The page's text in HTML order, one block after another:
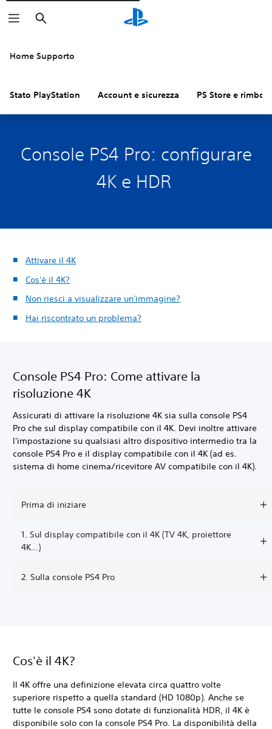
Cerca
Home Supporto
Stato PlayStation Account e sicurezza PS Store e
Console PS4 Pro: configurare
4K e HDR
Attivare il 4K
Cos'è il 4K?
Non riesci a visualizzare un'immagine?
Hai riscontrato un problema?
Console PS4 Pro: Come attivare la
risoluzione 4K
Assicurati di attivare la risoluzione 4K sia sulla console PS4
Pro che sul display compatibile con il 4K. Devi inoltre attivare
l'impostazione su qualsiasi altro dispositivo intermedio tra la
console PS4 Pro e il display compatibile con il 4K (ad es.
sistema di home cinema/ricevitore AV compatibile con il 4K).
Prima di iniziare
1. Sul display compatibile con il 4K (TV 4K, proiettore
4K...)
2. Sulla console PS4 Pro
Cos'è il 4K?
Il 4K offre una definizione elevata circa quattro volte
superiore rispetto a quella standard (HD 1080p). Anche se
tutte le console PS4 sono dotate di funzionalità HDR, il 4K è
disponibile solo con la console PS4 Pro. La disponibilità della